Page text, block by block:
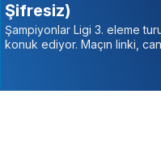
Şifresiz)
Şampiyonlar Ligi 3. eleme
konuk ediyor. Maçın linki,